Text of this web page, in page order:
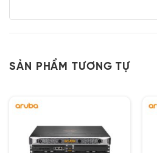
SẢN PHẨM TƯƠNG TỰ